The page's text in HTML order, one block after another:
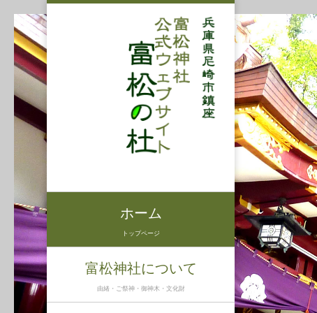
ホーム
トップページ
富松神社について
由緒・ご祭神・御神木・文化財